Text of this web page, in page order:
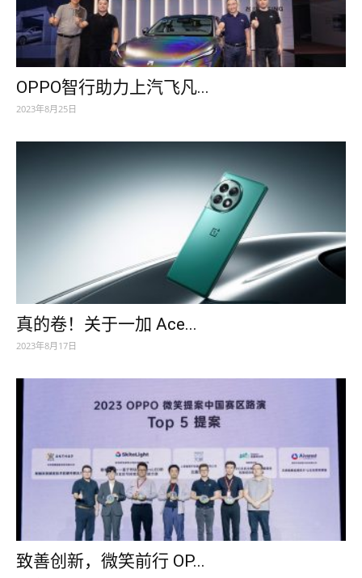
OPPO智行助力上汽飞凡...
2023年8月25日
真的卷！关于一加 Ace...
2023年8月17日
致善创新，微笑前行 OP...